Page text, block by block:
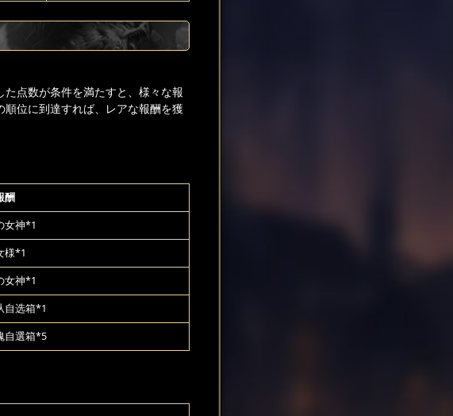
点数が条件を満たすと、様々な報
位に到達すれば、レアな報酬を獲
酬
女神*1
様*1
女神*1
自选箱*1
自選箱*5